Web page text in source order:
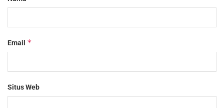
Email *
Situs Web